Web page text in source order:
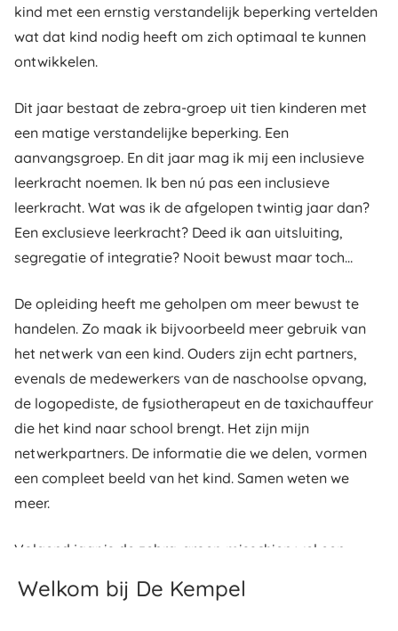
kind met een ernstig verstandelijk beperking vertelden
wat dat kind nodig heeft om zich optimaal te kunnen
ontwikkelen.
Dit jaar bestaat de zebra-groep uit tien kinderen met
een matige verstandelijke beperking. Een
aanvangsgroep. En dit jaar mag ik mij een inclusieve
leerkracht noemen. Ik ben nú pas een inclusieve
leerkracht. Wat was ik de afgelopen twintig jaar dan?
Een exclusieve leerkracht? Deed ik aan uitsluiting,
segregatie of integratie? Nooit bewust maar toch…
De opleiding heeft me geholpen om meer bewust te
handelen. Zo maak ik bijvoorbeeld meer gebruik van
het netwerk van een kind. Ouders zijn echt partners,
evenals de medewerkers van de naschoolse opvang,
de logopediste, de fysiotherapeut en de taxichauffeur
die het kind naar school brengt. Het zijn mijn
netwerkpartners. De informatie die we delen, vormen
een compleet beeld van het kind. Samen weten we
meer.
Volgend jaar is de zebra-groep misschien wel een
gemiddelde intelligentie waar ik weer op een andere
Welkom bij De Kempel